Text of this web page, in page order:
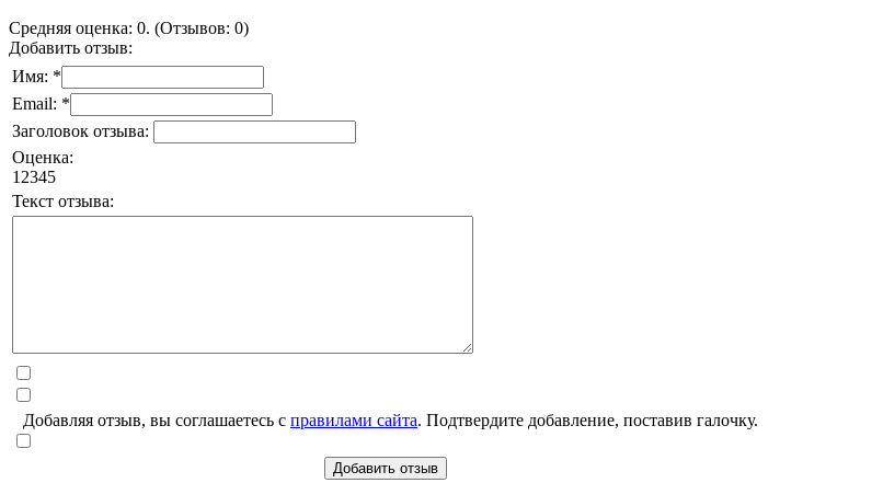
Средняя оценка: 0. (Отзывов: 0)
Добавить отзыв:
Имя: *
Email: *
Заголовок отзыва:
Оценка:
1 2345
Текст отзыва:
Добавляя отзыв, вы соглашаетесь с правилами сайта. Подтвердите добавление, поставив галочку.
Добавить отзыв